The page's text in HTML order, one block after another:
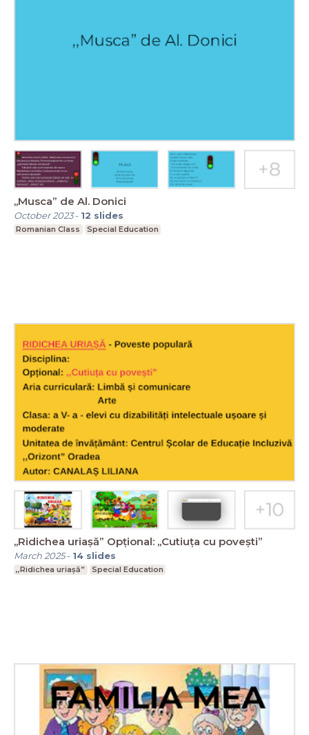
,,Musca” de Al. Donici
October 2023- 12 slides
Romanian Class Special Education
,,Ridichea uriașă” Opțional: ,,Cutiuța cu povești”
March 2025- 14 slides
,,Ridichea uriașă” Special Education